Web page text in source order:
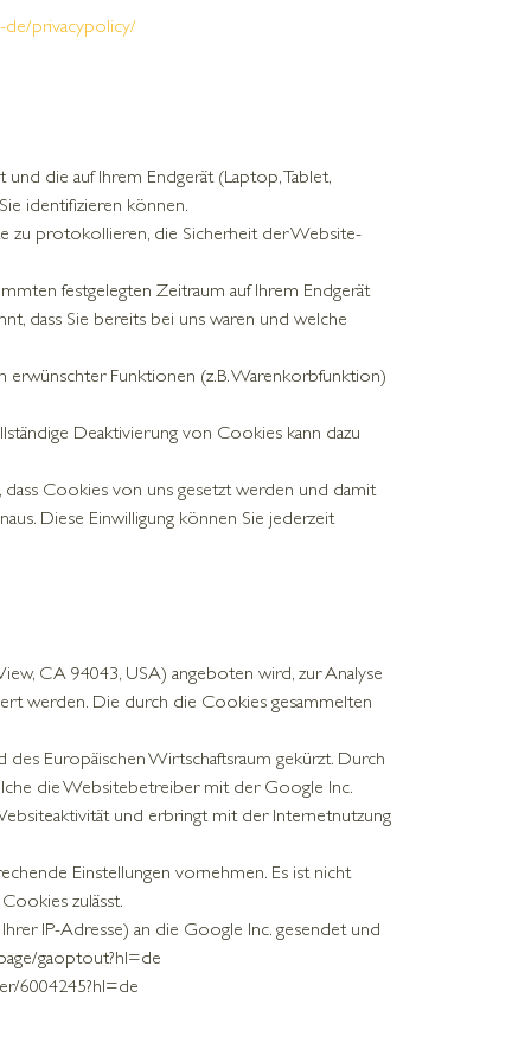
privacypolicy/
die auf Ihrem Endgerät (Laptop, Tablet,
identifizieren können.
zu protokollieren, die Sicherheit der Website-
festgelegten Zeitraum auf Ihrem Endgerät
dass Sie bereits bei uns waren und welche
Funktionen (z.B. Warenkorbfunktion)
Deaktivierung von Cookies kann dazu
Cookies von uns gesetzt werden und damit
Diese Einwilligung können Sie jederzeit
CA 94043, USA) angeboten wird, zur Analyse
werden. Die durch die Cookies gesammelten
Europäischen Wirtschaftsraum gekürzt. Durch
die Websitebetreiber mit der Google Inc.
und erbringt mit der Internetnutzung
Einstellungen vornehmen. Es ist nicht
zulässt.
IP-Adresse) an die Google Inc. gesendet und
gaoptout?hl=de
6004245?hl=de